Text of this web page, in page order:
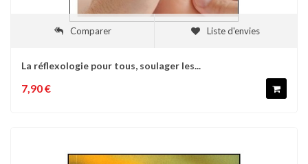
Comparer Liste d'envies
La réflexologie pour tous, soulager les...
7,90 €